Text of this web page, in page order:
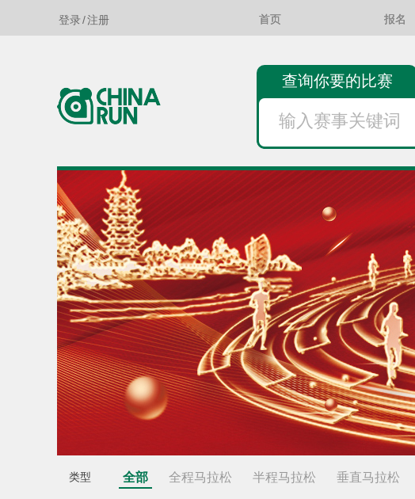
查询你要的比赛
首页 报名
登录/注册
类型 全部 全程马拉松 半程马拉松 垂直马拉松